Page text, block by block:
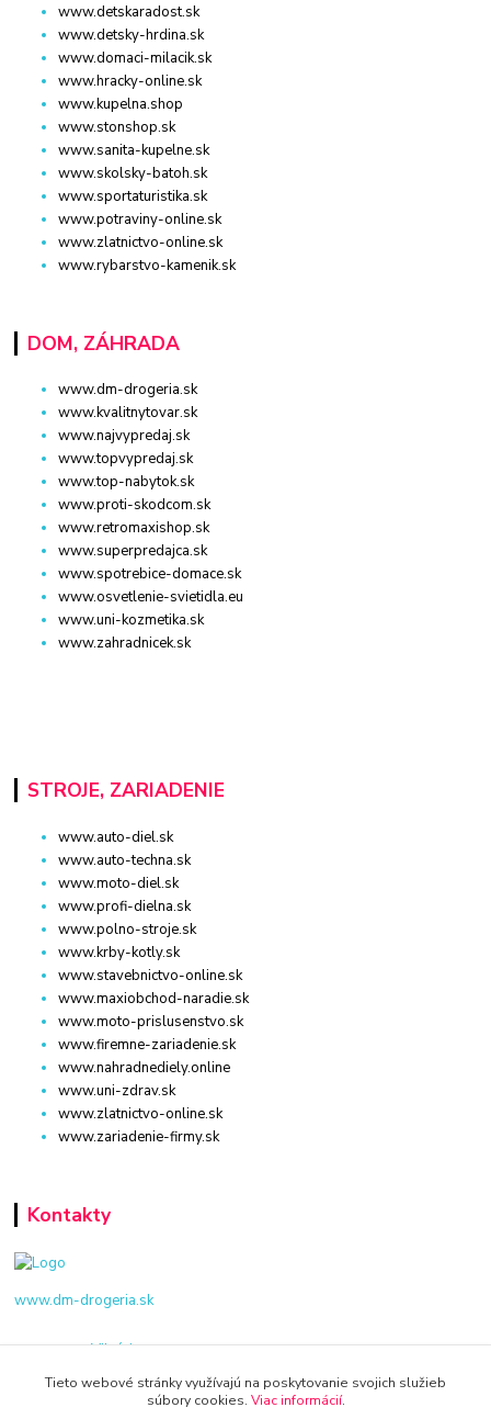
www.detskaradost.sk
www.detsky-hrdina.sk
www.domaci-milacik.sk
www.hracky-online.sk
www.kupelna.shop
www.stonshop.sk
www.sanita-kupelne.sk
www.skolsky-batoh.sk
www.sportaturistika.sk
www.potraviny-online.sk
www.zlatnictvo-online.sk
www.rybarstvo-kamenik.sk
DOM, ZÁHRADA
www.dm-drogeria.sk
www.kvalitnytovar.sk
www.najvypredaj.sk
www.topvypredaj.sk
www.top-nabytok.sk
www.proti-skodcom.sk
www.retromaxishop.sk
www.superpredajca.sk
www.spotrebice-domace.sk
www.osvetlenie-svietidla.eu
www.uni-kozmetika.sk
www.zahradnicek.sk
STROJE, ZARIADENIE
www.auto-diel.sk
www.auto-techna.sk
www.moto-diel.sk
www.profi-dielna.sk
www.polno-stroje.sk
www.krby-kotly.sk
www.stavebnictvo-online.sk
www.maxiobchod-naradie.sk
www.moto-prislusenstvo.sk
www.firemne-zariadenie.sk
www.nahradnediely.online
www.uni-zdrav.sk
www.zlatnictvo-online.sk
www.zariadenie-firmy.sk
Kontakty
www.dm-drogeria.sk
Viktória
+421 940 949 000
Tieto webové stránky využívajú na poskytovanie svojich služieb
súbory cookies. Viac informácií.